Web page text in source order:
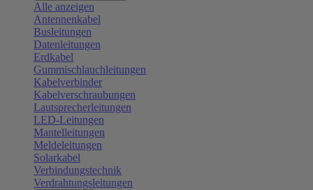
Alle anzeigen
Antennenkabel
Busleitungen
Datenleitungen
Erdkabel
Gummischlauchleitungen
Kabelverbinder
Kabelverschraubungen
Lautsprecherleitungen
LED-Leitungen
Mantelleitungen
Meldeleitungen
Solarkabel
Verbindungstechnik
Verdrahtungsleitungen